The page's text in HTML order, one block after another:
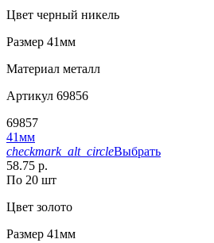
Цвет черный никель
Размер 41мм
Материал металл
Артикул 69856
69857
41мм
checkmark_alt_circleВыбрать
58.75 р.
По 20 шт
Цвет золото
Размер 41мм